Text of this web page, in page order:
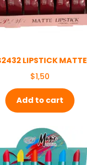
LIPSTICK MATTE
$1,50
Add to cart